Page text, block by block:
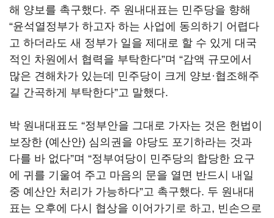
해 양보를 촉구했다. 주 원내대표는 민주당을 향해
“윤석열정부가 하고자 하는 사업에 동의하기 어렵다
고 하더라도 새 정부가 일을 제대로 할 수 있게 대국
적인 차원에서 협력을 부탁한다”며 “감액 규모에서
많은 견해차가 있는데 민주당이 크게 양보·협조해주
길 간곡하게 부탁한다”고 말했다.
박 원내대표도 “정부안을 그대로 가자는 것은 헌법이
보장한 (예산안) 심의권을 야당도 포기하라는 것과
다를 바 없다”며 “정부여당이 민주당의 합당한 요구
에 귀를 기울여 주고 마음의 문을 열면 반드시 내일
중 예산안 처리가 가능하다”고 촉구했다. 두 원내대
표는 오후에 다시 협상을 이어가기로 하고, 빈손으로